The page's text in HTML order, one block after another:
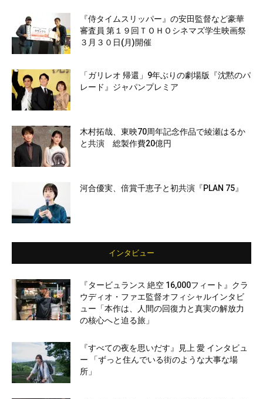
『侍タイムスリッパー』の安田監督など豪華
審査員 第１９回ＴＯＨＯシネマズ学生映画祭
３月３０日(月)開催
「ガリレオ 帰還」9年ぶりの劇場版『沈黙のパ
レード』ジャパンプレミア
木村拓哉、東映70周年記念作品で綾瀬はるか
と共演 総製作費20億円
河合優実、倍賞千恵子と初共演『PLAN 75』
インタビュー
『タービュランス 絶空 16,000フィート』クラ
ウディオ・ファエ監督オフィシャルインタビ
ュー「本作は、人間の回復力と真実の解放力
の核心へと迫る旅」
『すべての夜を思いだす』見上 愛 インタビュ
ー 「ずっと住んでいる街のような大事な場
所」